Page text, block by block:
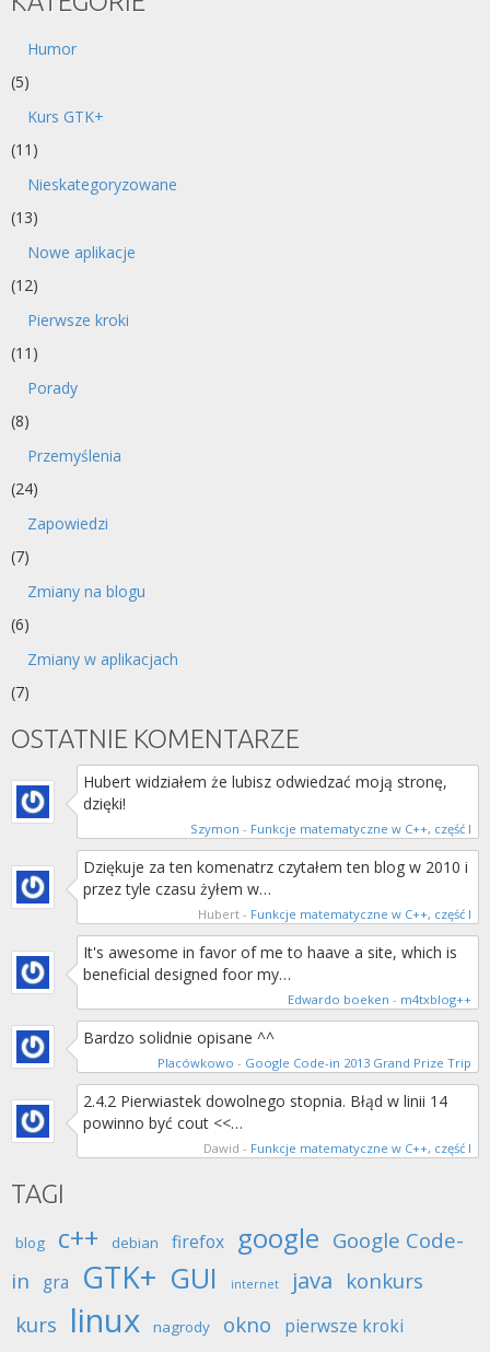
Humor
(5)
Kurs GTK+
(11)
Nieskategoryzowane
(13)
Nowe aplikacje
(12)
Pierwsze kroki
(11)
Porady
(8)
Przemyślenia
(24)
Zapowiedzi
(7)
Zmiany na blogu
(6)
Zmiany w aplikacjach
(7)
OSTATNIE KOMENTARZE
Hubert widziałem że lubisz odwiedzać moją stronę,
dzięki!
Szymon - Funkcje matematyczne w C++, część I
Dziękuje za ten komenatrz czytałem ten blog w 2010 i
przez tyle czasu żyłem w…
Hubert - Funkcje matematyczne w C++, część I
It's awesome in favor of me to haave a site, which is
beneficial designed foor my…
Edwardo boeken - m4txblog++
Bardzo solidnie opisane ^^
Placówkowo - Google Code-in 2013 Grand Prize Trip
2.4.2 Pierwiastek dowolnego stopnia. Błąd w linii 14
powinno być cout <<…
Dawid - Funkcje matematyczne w C++, część I
TAGI
blog c++ debian firefox google Google Code-
in
gra GTK+ GUI internet java konkurs
kurs linux nagrody okno pierwsze kroki